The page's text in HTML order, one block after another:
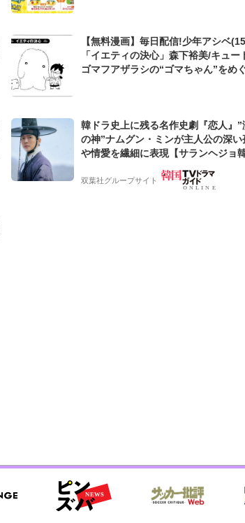
【無料漫画】毎日配信!少年アシベ
「イエティの決心」森下裕美/キュー
ゴマフアザラシの“ゴマちゃん”をめ
韓ドラ史上に残る名作史劇『恋人』”
の神”ナムグン・ミンが主人公の深い
や情愛を繊細に表現【サランヘジョ
双葉社グループサイト